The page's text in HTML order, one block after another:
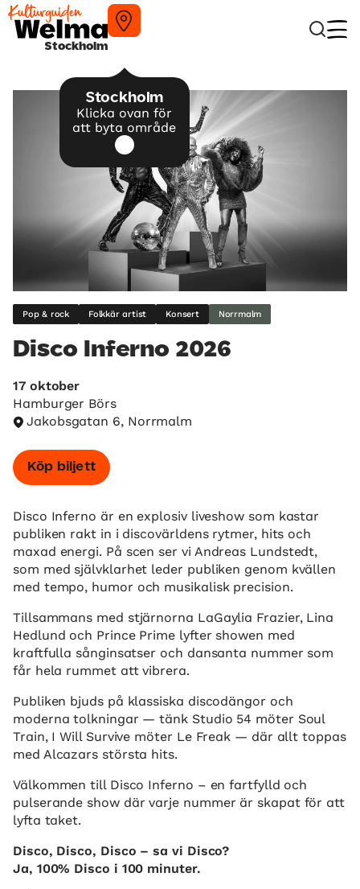
Stockholm
Stockholm
Klicka ovan för
att byta område
Pop & rock Folkkär artist Konsert Norrmalm
Disco Inferno 2026
17 oktober
Hamburger Börs
Jakobsgatan 6, Norrmalm
Köp biljett
Disco Inferno är en explosiv liveshow som kastar
publiken rakt in i discovärldens rytmer, hits och
maxad energi. På scen ser vi Andreas Lundstedt,
som med självklarhet leder publiken genom kvällen
med tempo, humor och musikalisk precision.
Tillsammans med stjärnorna LaGaylia Frazier, Lina
Hedlund och Prince Prime lyfter showen med
kraftfulla sånginsatser och dansanta nummer som
får hela rummet att vibrera.
Publiken bjuds på klassiska discodängor och
moderna tolkningar — tänk Studio 54 möter Soul
Train, I Will Survive möter Le Freak — där allt toppas
med Alcazars största hits.
Välkommen till Disco Inferno – en fartfylld och
pulserande show där varje nummer är skapat för att
lyfta taket.
Disco, Disco, Disco – sa vi Disco?
Ja, 100% Disco i 100 minuter.